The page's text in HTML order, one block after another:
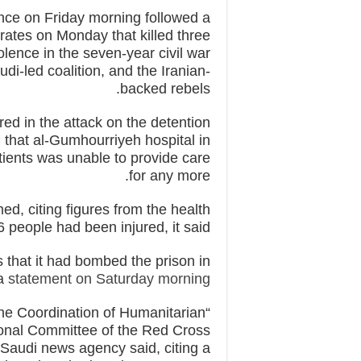
on Friday morning followed a
on Monday that killed three
in the seven-year civil war
led coalition, and the Iranian-
backed rebels.
in the attack on the detention
that al-Gumhourriyeh hospital in
was unable to provide care
for any more.
citing figures from the health
people had been injured, it said.
it had bombed the prison in
statement on Saturday morning
Coordination of Humanitarian
Committee of the Red Cross
news agency said, citing a